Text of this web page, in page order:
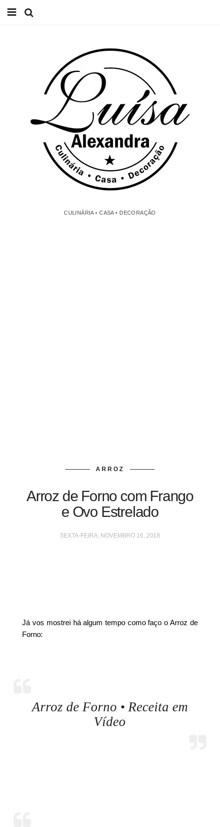
CULINÁRIA • CASA • DECORAÇÃO
ARROZ
Arroz de Forno com Frango
e Ovo Estrelado
SEXTA-FEIRA, NOVEMBRO 16, 2018
Já vos mostrei há algum tempo como faço o Arroz de
Forno:
Arroz de Forno • Receita em
Vídeo